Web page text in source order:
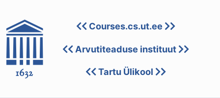
Courses.cs.ut.ee
Arvutiteaduse instituut
Tartu Ülikool